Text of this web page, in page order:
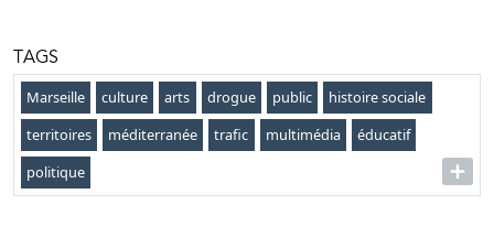
TAGS
Marseille culture arts drogue public
histoire sociale
territoires
méditerranée trafic multimédia
éducatif
politique